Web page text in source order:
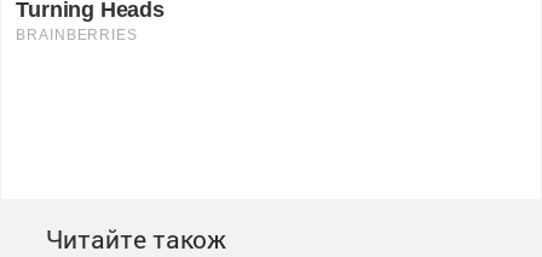
Читайте також